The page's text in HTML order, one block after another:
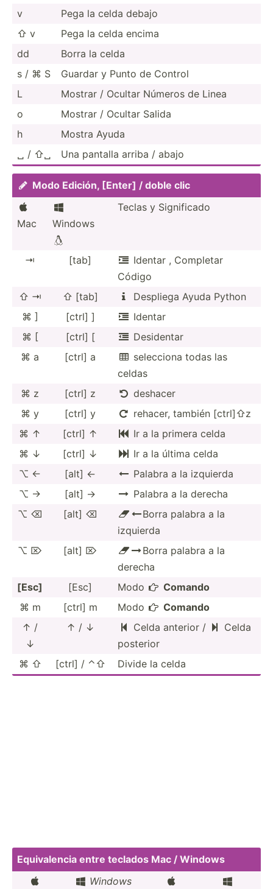
v
Pega la celda debajo
⇧ v
Pega la celda encima
dd
Borra la celda
s / ⌘ S
Guardar y Punto de Control
L
Mostrar / Ocultar Números de Linea
o
Mostrar / Ocultar Salida
h
Mostra Ayuda
␣ / ⇧␣
Una pantalla arriba / abajo
 Modo Edición, [Enter] / doble clic

Mac

Windows

Teclas y Signif­icado
⇥ [tab]  Identar , Completar
Código
⇧ ⇥
⇧ [tab] 
Despliega Ayuda Python
⌘ ]
[ctrl] ]  Identar
⌘ [
[ctrl] [  Desidentar
⌘ a
[ctrl] a  selecciona todas las
celdas
⌘ z
[ctrl] z  deshacer
⌘ y
[ctrl] y 
rehacer, también [ctrl]⇧z
⌘ ↑
[ctrl] ↑ 
Ir a la primera celda
⌘ ↓
[ctrl] ↓ 
Ir a la última celda
⌥ ←
[alt] ←  Palabra a la izquierda
⌥ →
[alt] →  Palabra a la derecha
⌥ ⌫
[alt] ⌫  Borra palabra a la
izquierda
⌥ ⌦
[alt] ⌦  Borra palabra a la
derecha
[Esc]
[Esc] Modo  Comando
⌘ m
[ctrl] m Modo  Comando
↑ /
↓
↑ / ↓  Celda anterior / 
Celda
posterior
⌘ ⇧
[ctrl] / ⌃⇧ Divide la celda
Equiva­lencia entre teclados Mac / Windows
  Windows  